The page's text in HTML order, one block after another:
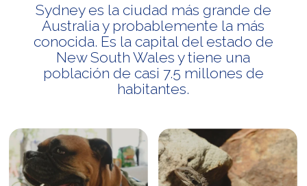
Sydney es la ciudad más grande de
Australia y probablemente la más
conocida. Es la capital del estado de
New South Wales y tiene una
población de casi 7.5 millones de
habitantes.